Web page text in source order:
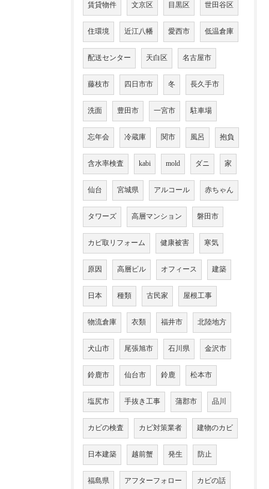
賃貸物件 文京区 目黒区 世田谷区
住環境 近江八幡 愛西市 低温倉庫
配送センター 天白区 名古屋市
藤枝市 四日市市 冬 長久手市
洗面 豊田市 一宮市 駐車場
忘年会 冷蔵庫 関市 風呂 抱負
含水率検査 kabi mold ダニ 家
仙台 宮城県 アルコール 赤ちゃん
タワーズ 高層マンション 磐田市
カビ取リフォーム 健康被害 寒気
原因 高層ビル オフィース 建築
日本 種類 古民家 屋根工事
物流倉庫 衣類 福井市 北陸地方
犬山市 尾張旭市 石川県 金沢市
鈴鹿市 仙台市 鈴鹿 松本市
塩尻市 手抜き工事 蒲郡市 品川
カビの検査 カビ対策業者 建物のカビ
日本建築 越前蟹 発生 防止
福島県 アフターフォロー カビの話